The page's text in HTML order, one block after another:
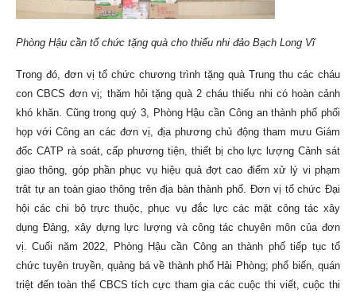
Phòng Hậu cần tổ chức tặng quà cho thiếu nhi đảo Bạch Long Vĩ
Trong đó, đơn vị tổ chức chương trình tặng quà Trung thu các cháu
con CBCS đơn vị; thăm hỏi tặng quà 2 cháu thiếu nhi có hoàn cảnh
khó khăn. Cũng trong quý 3, Phòng Hậu cần Công an thành phố phối
họp với Công an các đơn vị, địa phương chủ động tham mưu Giám
đốc CATP rà soát, cấp phương tiện, thiết bị cho lực lượng Cảnh sát
giao thông, góp phần phục vụ hiệu quả đợt cao điểm xử lý vi phạm
trât tự an toàn giao thông trên địa bàn thành phố. Đơn vị tổ chức Đại
hội các chi bộ trực thuộc, phục vụ đắc lực các mặt công tác xây
dụng Đảng, xây dựng lực lượng và công tác chuyên môn của đơn
vị.Cuối năm 2022, Phòng Hậu cần Công an thành phố tiếp tục tổ
chức tuyên truyền, qụảng bá về thành phố Hải Phòng; phổ biến, quán
triệt đến toàn thể CBCS tích cực tham gia các cuộc thi viết, cuộc thi